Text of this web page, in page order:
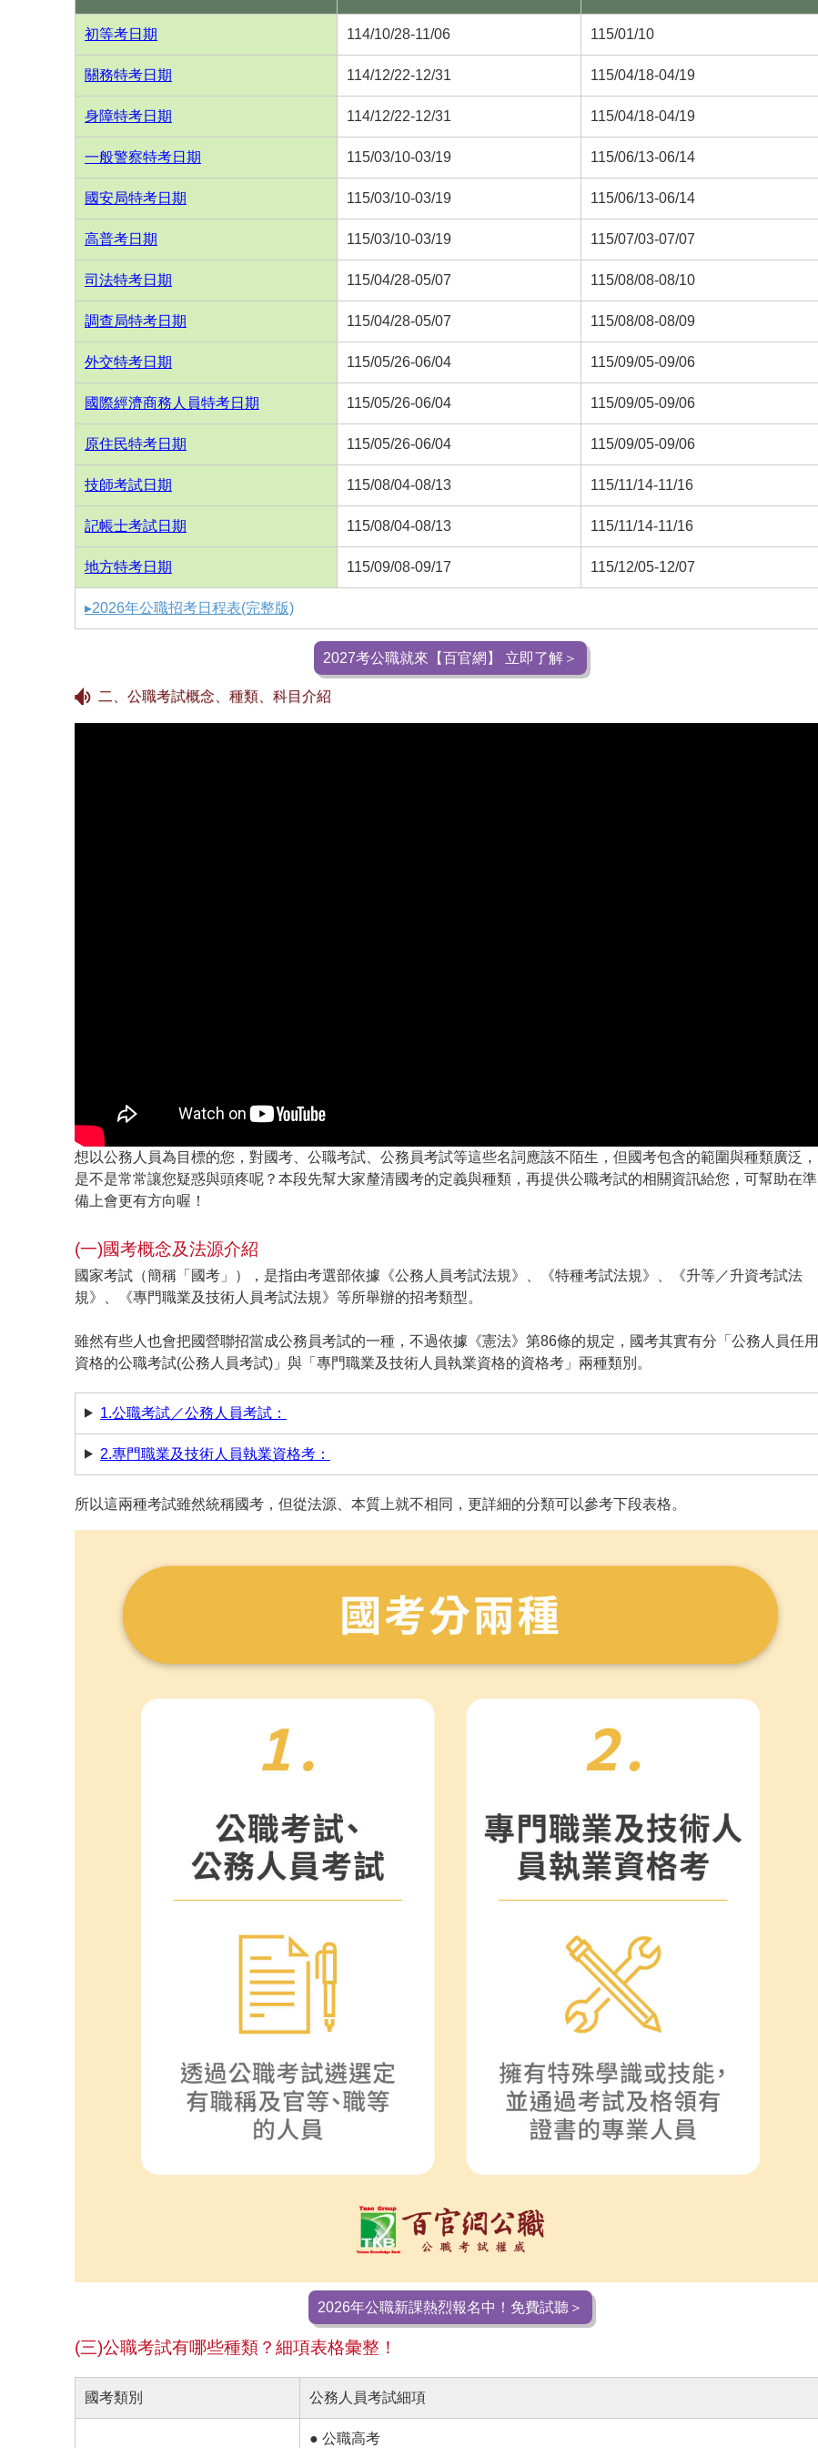
初等考日期 114/10/28-11/06 115/01/10
關務特考日期 114/12/22-12/31 115/04/18-04/19
身障特考日期 114/12/22-12/31 115/04/18-04/19
一般警察特考日期 115/03/10-03/19 115/06/13-06/14
國安局特考日期 115/03/10-03/19 115/06/13-06/14
高普考日期 115/03/10-03/19 115/07/03-07/07
司法特考日期 115/04/28-05/07 115/08/08-08/10
調查局特考日期 115/04/28-05/07 115/08/08-08/09
外交特考日期 115/05/26-06/04 115/09/05-09/06
國際經濟商務人員特考日期 115/05/26-06/04 115/09/05-09/06
原住民特考日期 115/05/26-06/04 115/09/05-09/06
技師考試日期 115/08/04-08/13 115/11/14-11/16
記帳士考試日期 115/08/04-08/13 115/11/14-11/16
地方特考日期 115/09/08-09/17 115/12/05-12/07
▸2026年公職招考日程表(完整版)
2027考公職就來【百官網】 立即了解＞
二、公職考試概念、種類、科目介紹
想以公務人員為目標的您，對國考、公職考試、公務員考試等這些名詞應該不陌生，但國考包含的範圍與種類廣泛，
是不是常常讓您疑惑與頭疼呢？本段先幫大家釐清國考的定義與種類，再提供公職考試的相關資訊給您，可幫助在準
備上會更有方向喔！
(一)國考概念及法源介紹
國家考試（簡稱「國考」），是指由考選部依據《公務人員考試法規》、《特種考試法規》、《升等／升資考試法
規》、《專門職業及技術人員考試法規》等所舉辦的招考類型。
雖然有些人也會把國營聯招當成公務員考試的一種，不過依據《憲法》第86條的規定，國考其實有分「公務人員任用
資格的公職考試(公務人員考試)」與「專門職業及技術人員執業資格的資格考」兩種類別。
1.公職考試／公務人員考試：
2.專門職業及技術人員執業資格考：
所以這兩種考試雖然統稱國考，但從法源、本質上就不相同，更詳細的分類可以參考下段表格。
2026年公職新課熱烈報名中！免費試聽＞
(三)公職考試有哪些種類？細項表格彙整！
國考類別 公務人員考試細項
● 公職高考